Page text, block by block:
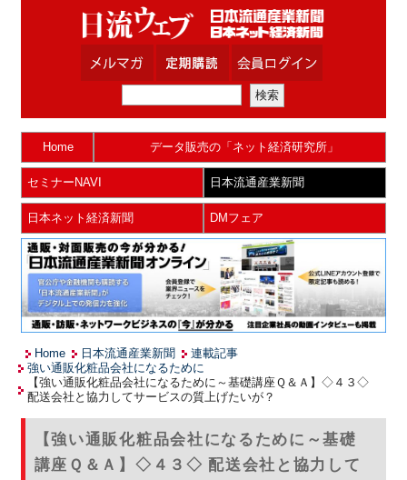
Home データ販売の「ネット経済研究所」
セミナーNAVI 日本流通産業新聞
日本ネット経済新聞 DMフェア
Home 日本流通産業新聞
連載記事
強い通販化粧品会社になるために
【強い通販化粧品会社になるために～基礎講座Ｑ＆Ａ】◇４３◇
配送会社と協力してサービスの質上げたいが？
【強い通販化粧品会社になるために～基礎
講座Ｑ＆Ａ】◇４３◇ 配送会社と協力して